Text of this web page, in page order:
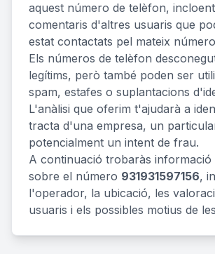
aquest número de telèfon,
comentaris d'altres usuaris que
estat contactats pel mateix
Els números de telèfon
legítims, però també poden ser
spam, estafes o suplantacions
L'anàlisi que oferim t'ajudarà a
tracta d'una empresa, un
potencialment un intent de frau.
A continuació trobaràs informació
sobre el número 931931597156,
l'operador, la ubicació, les
usuaris i els possibles motius de